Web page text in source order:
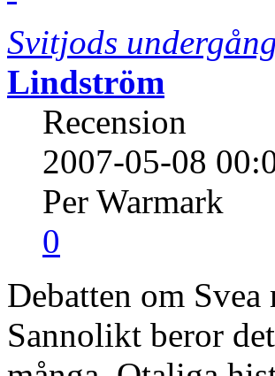
Svitjods
Lindström
Recension
2007-05-08
Per Warmark
0
Debatten om
Sannolikt beror